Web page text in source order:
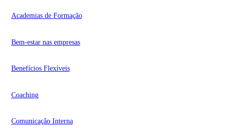
Academias de Formação
Bem-estar nas empresas
Benefícios Flexíveis
Coaching
Comunicação Interna